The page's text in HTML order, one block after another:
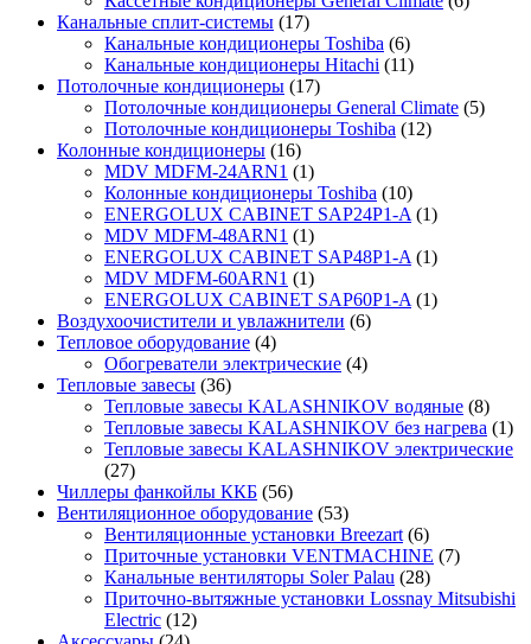
Канальные сплит-системы (17)
Канальные кондиционеры Toshiba (6)
Канальные кондиционеры Hitachi (11)
Потолочные кондиционеры (17)
Потолочные кондиционеры General Climate (5)
Потолочные кондиционеры Toshiba (12)
Колонные кондиционеры (16)
MDV MDFM-24ARN1 (1)
Колонные кондиционеры Toshiba (10)
ENERGOLUX CABINET SAP24P1-A (1)
MDV MDFM-48ARN1 (1)
ENERGOLUX CABINET SAP48P1-A (1)
MDV MDFM-60ARN1 (1)
ENERGOLUX CABINET SAP60P1-A (1)
Воздухоочистители и увлажнители (6)
Тепловое оборудование (4)
Обогреватели электрические (4)
Тепловые завесы (36)
Тепловые завесы KALASHNIKOV водяные (8)
Тепловые завесы KALASHNIKOV без нагрева (1)
Тепловые завесы KALASHNIKOV электрические
(27)
Чиллеры фанкойлы ККБ (56)
Вентиляционное оборудование (53)
Вентиляционные установки Breezart (6)
Приточные установки VENTMACHINE (7)
Канальные вентиляторы Soler Palau (28)
Приточно-вытяжные установки Lossnay Mitsubishi
Electric (12)